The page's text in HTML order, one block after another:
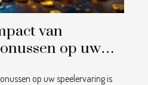
van
op uw
op uw speelervaring is